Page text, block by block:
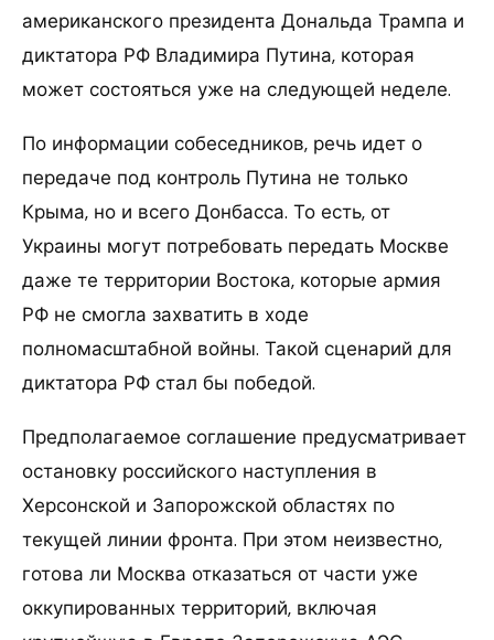
американского президента Дональда Трампа и
диктатора РФ Владимира Путина, которая
может состояться уже на следующей неделе.
По информации собеседников, речь идет о
передаче под контроль Путина не только
Крыма, но и всего Донбасса. То есть, от
Украины могут потребовать передать Москве
даже те территории Востока, которые армия
РФ не смогла захватить в ходе
полномасштабной войны. Такой сценарий для
диктатора РФ стал бы победой.
Предполагаемое соглашение предусматривает
остановку российского наступления в
Херсонской и Запорожской областях по
текущей линии фронта. При этом неизвестно,
готова ли Москва отказаться от части уже
оккупированных территорий, включая